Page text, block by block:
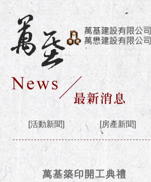
[活動新聞] [房產新聞]
萬基築印開工典禮